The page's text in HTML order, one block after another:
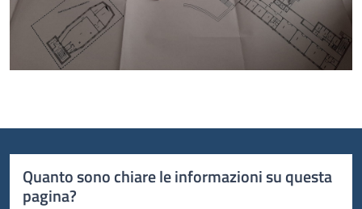
Quanto sono chiare le informazioni su questa
pagina?